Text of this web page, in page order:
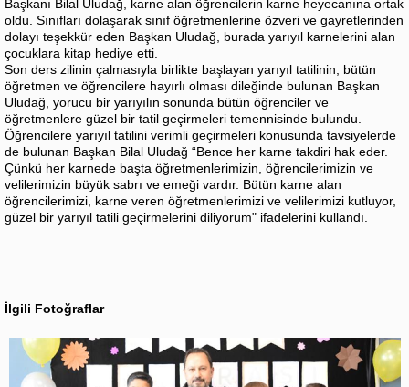
Başkanı Bilal Uludağ, karne alan öğrencilerin karne heyecanına ortak
oldu. Sınıfları dolaşarak sınıf öğretmenlerine özveri ve gayretlerinden
dolayı teşekkür eden Başkan Uludağ, burada yarıyıl karnelerini alan
çocuklara kitap hediye etti.
Son ders zilinin çalmasıyla birlikte başlayan yarıyıl tatilinin, bütün
öğretmen ve öğrencilere hayırlı olması dileğinde bulunan Başkan
Uludağ, yorucu bir yarıyılın sonunda bütün öğrenciler ve
öğretmenlere güzel bir tatil geçirmeleri temennisinde bulundu.
Öğrencilere yarıyıl tatilini verimli geçirmeleri konusunda tavsiyelerde
de bulunan Başkan Bilal Uludağ “Bence her karne takdiri hak eder.
Çünkü her karnede başta öğretmenlerimizin, öğrencilerimizin ve
velilerimizin büyük sabrı ve emeği vardır. Bütün karne alan
öğrencilerimizi, karne veren öğretmenlerimizi ve velilerimizi kutluyor,
güzel bir yarıyıl tatili geçirmelerini diliyorum" ifadelerini kullandı.
İlgili Fotoğraflar